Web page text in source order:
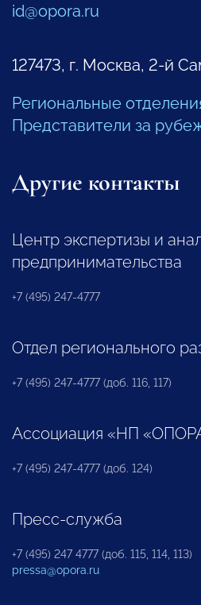
id@opora.ru
127473, г. Москва, 2-й
Региональные
Представители за
Другие контакты
Центр экспертизы и
предпринимательства
+7 (495) 247-4777
Отдел регионального
+7 (495) 247-4777 (доб. 116, 117)
Ассоциация «НП
+7 (495) 247-4777 (доб. 124)
Пресс-служба
+7 (495) 247 4777 (доб. 115, 114, 113)
pressa@opora.ru